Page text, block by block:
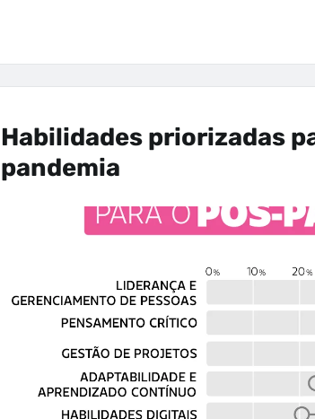
Habilidades priorizadas
pandemia